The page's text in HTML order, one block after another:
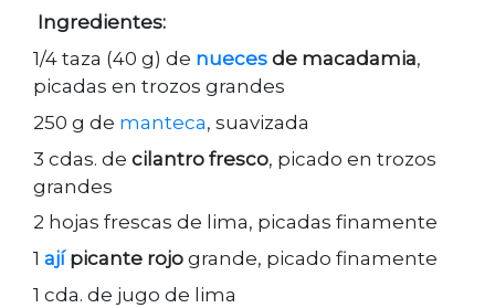
Ingredientes:
1/4 taza (40 g) de nueces de macadamia,
picadas en trozos grandes
250 g de manteca, suavizada
3 cdas. de cilantro fresco, picado en trozos
grandes
2 hojas frescas de lima, picadas finamente
1 ají picante rojo grande, picado finamente
1 cda. de jugo de lima